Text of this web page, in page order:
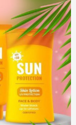
دوستان
خود
به
اشتراک
بگذارید.
کپی
لینک
دوستان
خود
به
اشتراک
بگذارید.
کپی
لینک